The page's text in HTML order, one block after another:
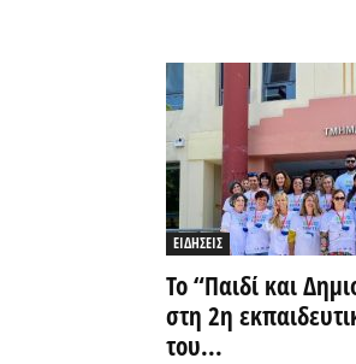
ΕΙΔΗΣΕΙΣ
Το “Παιδί και
στη 2η
του...